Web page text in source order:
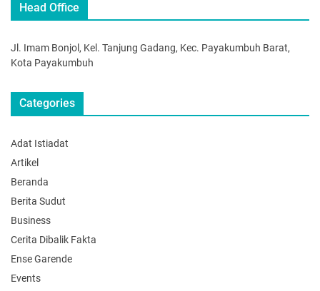
Head Office
Jl. Imam Bonjol, Kel. Tanjung Gadang, Kec. Payakumbuh Barat,
Kota Payakumbuh
Categories
Adat Istiadat
Artikel
Beranda
Berita Sudut
Business
Cerita Dibalik Fakta
Ense Garende
Events